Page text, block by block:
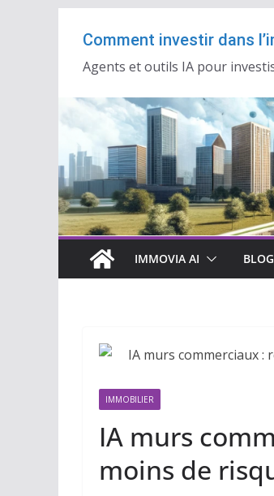
contenu
Comment investir dans
Agents et outils IA pour
IMMOVIA AI BLOG
IMMOBILIER
IA murs
moins de